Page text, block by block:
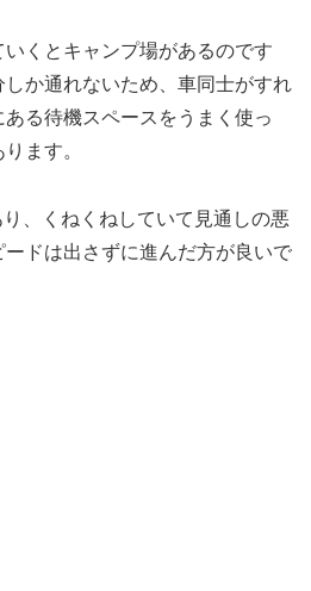
くとキャンプ場があるのです
か通れないため、車同士がすれ
る待機スペースをうまく使っ
ます。
、くねくねしていて見通しの悪
ドは出さずに進んだ方が良いで